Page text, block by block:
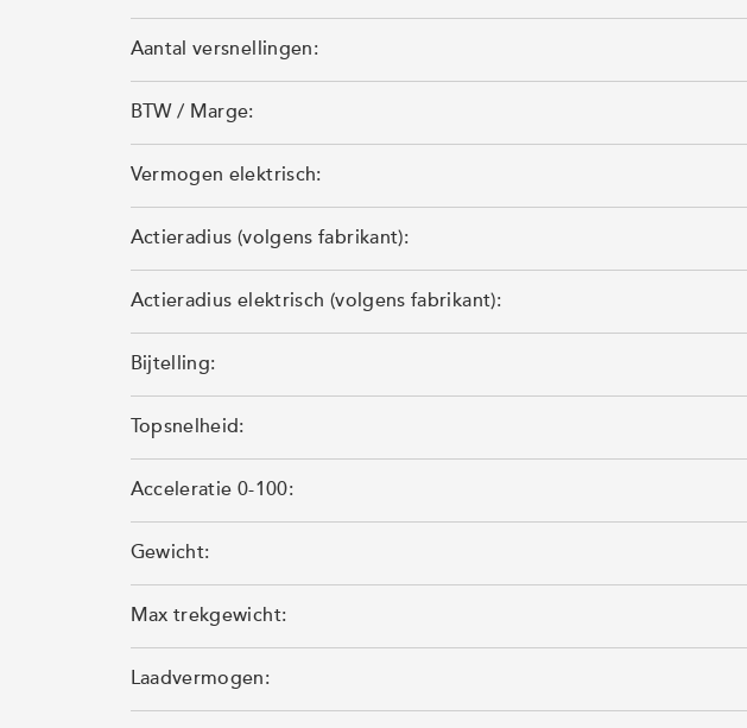
Aantal versnellingen:
BTW / Marge:
Vermogen elektrisch:
Actieradius (volgens fabrikant):
Actieradius elektrisch (volgens fabrikant):
Bijtelling:
Topsnelheid:
Acceleratie 0-100:
Gewicht:
Max trekgewicht:
Laadvermogen: